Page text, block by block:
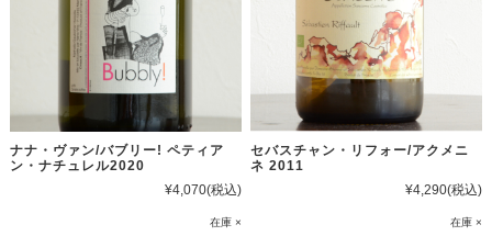
ナナ・ヴァン/バブリー! ペティア
ン・ナチュレル2020
¥4,070(税込)
在庫 ×
セバスチャン・リフォー/アクメニ
ネ 2011
¥4,290(税込)
在庫 ×